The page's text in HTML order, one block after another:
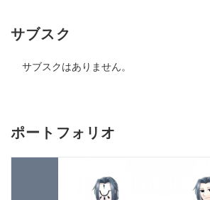
サブスク
サブスクはありません。
ポートフォリオ